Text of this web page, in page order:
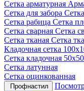
Сетка арматурная
Сетка для забора
Сетка рабица Сетка
Сетка сварная Сетка
Сетка тканая Сетка
Кладочная сетка
Сетка кладочная
Сетка латунная
Сетка оцинкованная
Профнастил